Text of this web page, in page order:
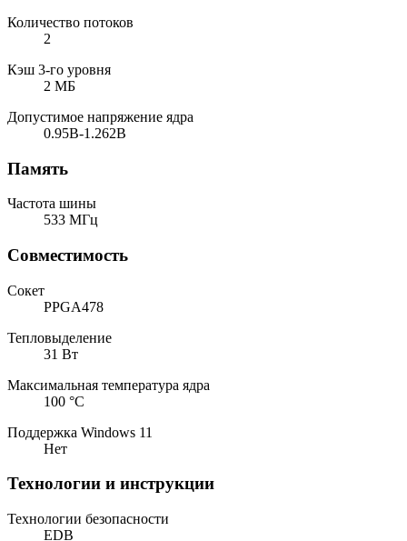
Количество потоков
2
Кэш 3-го уровня
2 МБ
Допустимое напряжение ядра
0.95В-1.262В
Память
Частота шины
533 МГц
Совместимость
Сокет
PPGA478
Тепловыделение
31 Вт
Максимальная температура ядра
100 °C
Поддержка Windows 11
Нет
Технологии и инструкции
Технологии безопасности
EDB